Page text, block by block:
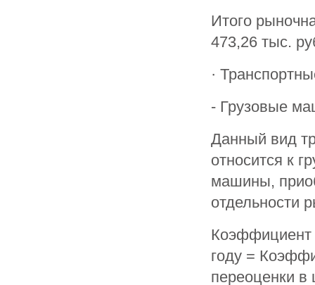
Итого
473,26 тыс.
·
- Грузовые
Данный вид
относится к
машины,
отдельности
Коэффициент
году =
переоценки в